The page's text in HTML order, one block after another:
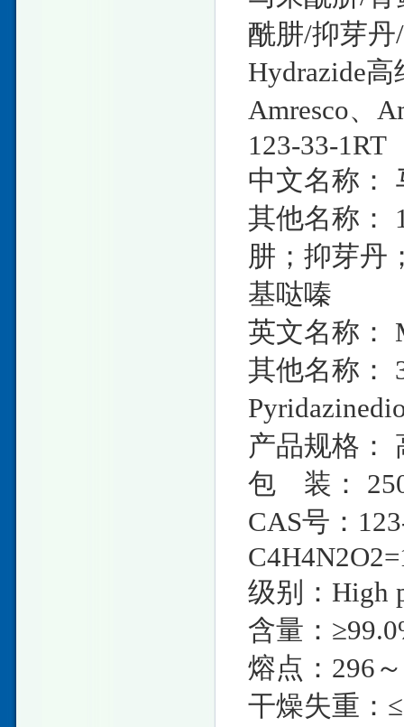
酰肼/抑芽
Hydrazide
Amresco、
123-33-1RT
中文名称：
其他名称：
肼；抑芽丹
基哒嗪
英文名称：
其他名称：
产品规格：
包 装：
CAS号：
级别：High
含量：
熔点：296
干燥失重：